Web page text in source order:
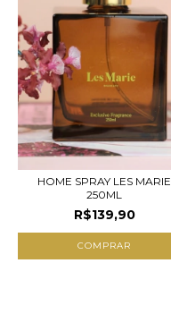
HOME SPRAY LES MARIE
250ML
R$139,90